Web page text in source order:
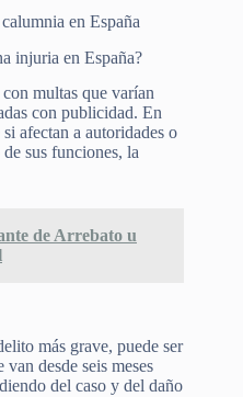
en España
injuria en España?
multas que varían
con publicidad. En
afectan a autoridades o
sus funciones, la
de Arrebato u
más grave, puede ser
desde seis meses
del caso y del daño